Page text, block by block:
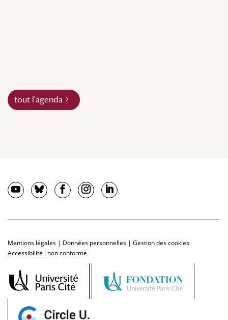
tout l'agenda
Mentions légales | Données personnelles | Gestion des cookies
Accessibilité : non conforme